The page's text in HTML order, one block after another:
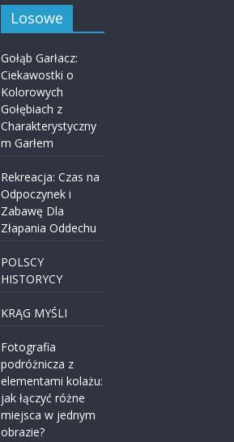
Losowe
Gołąb Garłacz:
Ciekawostki o
Kolorowych
Gołębiach z
Charakterystyczny
m Garłem
Rekreacja: Czas na
Odpoczynek i
Zabawę Dla
Złapania Oddechu
POLSCY
HISTORYCY
KRĄG MYŚLI
Fotografia
podróżnicza z
elementami kolażu:
jak łączyć różne
miejsca w jednym
obrazie?